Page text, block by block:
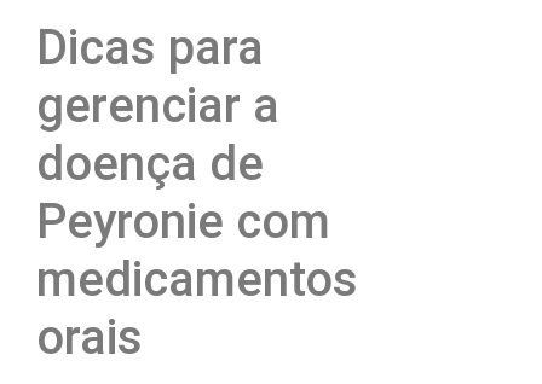
Dicas para
gerenciar a
doença de
Peyronie com
medicamentos
orais